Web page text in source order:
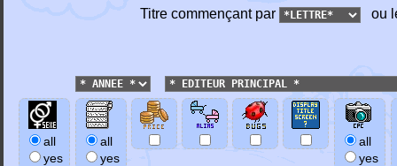
Titre commençant par ou
all
yes
all
yes
all
yes